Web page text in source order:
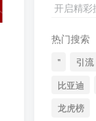
开启精彩
热门搜索
" 引流
比亚迪
龙虎榜
短线交易必须
6 全程图解